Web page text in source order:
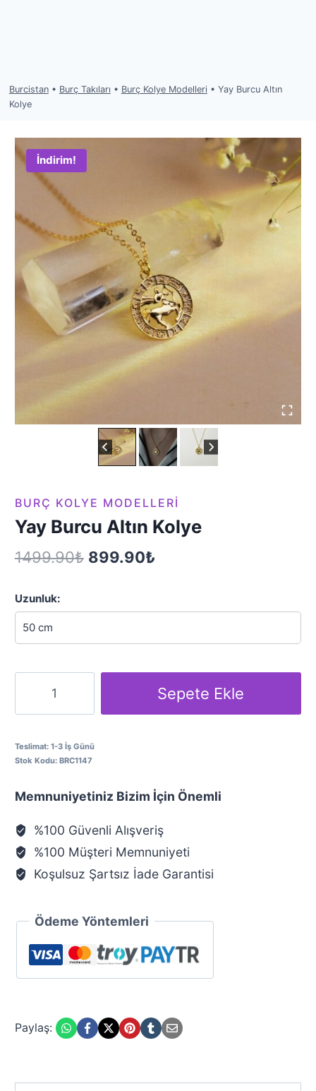
Burcistan• Burç Takıları • Burç Kolye Modelleri • Yay Burcu Altın
Kolye
İndirim!
BURÇ KOLYE MODELLERI
Yay Burcu Altın Kolye
1499.90₺ Orijinal
1499.90₺.
899.90₺Şu
fiyat:
899.90₺.
Uzunluk:
Kolye
Sepete Ekle
Teslimat: 1-3 İş Günü
Stok Kodu: BRC1147
Memnuniyetiniz Bizim İçin Önemli
%100 Güvenli Alışveriş
%100 Müşteri Memnuniyeti
Koşulsuz Şartsız İade Garantisi
Ödeme Yöntemleri
Paylaş: